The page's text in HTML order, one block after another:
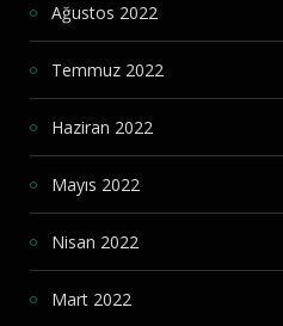
Ağustos 2022
Temmuz 2022
Haziran 2022
Mayıs 2022
Nisan 2022
Mart 2022